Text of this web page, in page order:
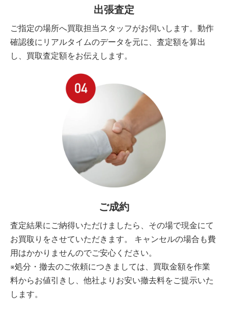
出張査定
ご指定の場所へ買取担当スタッフがお伺いします。動作
確認後にリアルタイムのデータを元に、査定額を算出
し、買取査定額をお伝えします。
ご成約
査定結果にご納得いただけましたら、その場で現金にて
お買取りをさせていただきます。 キャンセルの場合も費
用はかかりませんのでご安心ください。
※処分・撤去のご依頼につきましては、買取金額を作業
料からお値引きし、他社よりお安い撤去料をご提示いた
します。